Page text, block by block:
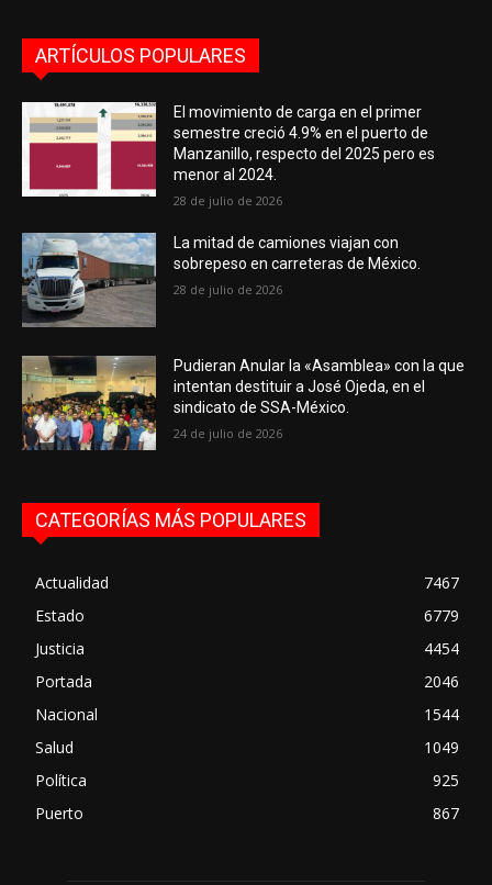
ARTÍCULOS POPULARES
El movimiento de carga en el primer
semestre creció 4.9% en el puerto de
Manzanillo, respecto del 2025 pero es
menor al 2024.
28 de julio de 2026
La mitad de camiones viajan con
sobrepeso en carreteras de México.
28 de julio de 2026
Pudieran Anular la «Asamblea» con la que
intentan destituir a José Ojeda, en el
sindicato de SSA-México.
24 de julio de 2026
CATEGORÍAS MÁS POPULARES
Actualidad
7467
Estado
6779
Justicia
4454
Portada
2046
Nacional
1544
Salud
1049
Política
925
Puerto
867